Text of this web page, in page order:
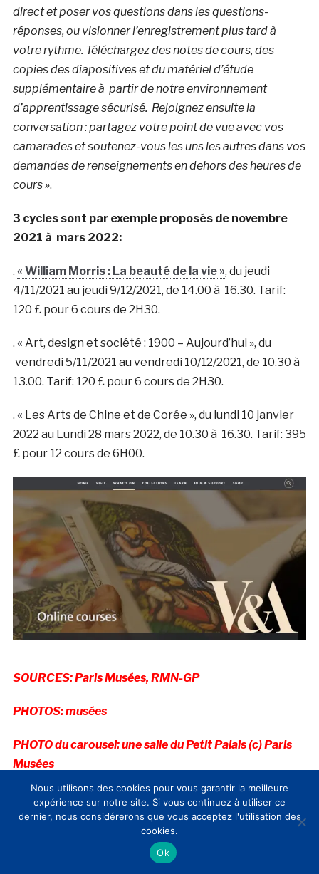
direct et poser vos questions dans les questions-
réponses, ou visionner l’enregistrement plus tard à
votre rythme. Téléchargez des notes de cours, des
copies des diapositives et du matériel d’étude
supplémentaire à partir de notre environnement
d’apprentissage sécurisé. Rejoignez ensuite la
conversation : partagez votre point de vue avec vos
camarades et soutenez-vous les uns les autres dans vos
demandes de renseignements en dehors des heures de
cours ».
3 cycles sont par exemple proposés de novembre
2021 à mars 2022:
. « William Morris : La beauté de la vie », du jeudi
4/11/2021 au jeudi 9/12/2021, de 14.00 à 16.30. Tarif:
120 £ pour 6 cours de 2H30.
. « Art, design et société : 1900 – Aujourd’hui », du
vendredi 5/11/2021 au vendredi 10/12/2021, de 10.30 à
13.00. Tarif: 120 £ pour 6 cours de 2H30.
. « Les Arts de Chine et de Corée », du lundi 10 janvier
2022 au Lundi 28 mars 2022, de 10.30 à 16.30. Tarif: 395
£ pour 12 cours de 6H00.
SOURCES: Paris Musées, RMN-GP
PHOTOS: musées
PHOTO du carousel: une salle du Petit Palais (c) Paris
Musées
Date de première publication: 02/11/2021
Paris Musées et la RMN-GP sont membres du CLIC
Nous utilisons des cookies pour vous garantir la meilleure
expérience sur notre site. Si vous continuez à utiliser ce
dernier, nous considérerons que vous acceptez l'utilisation des
cookies.
Ok